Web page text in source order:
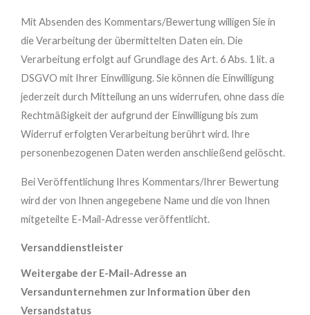
Mit Absenden des Kommentars/Bewertung willigen Sie in
die Verarbeitung der übermittelten Daten ein. Die
Verarbeitung erfolgt auf Grundlage des Art. 6 Abs. 1 lit. a
DSGVO mit Ihrer Einwilligung. Sie können die Einwilligung
jederzeit durch Mitteilung an uns widerrufen, ohne dass die
Rechtmäßigkeit der aufgrund der Einwilligung bis zum
Widerruf erfolgten Verarbeitung berührt wird. Ihre
personenbezogenen Daten werden anschließend gelöscht.
Bei Veröffentlichung Ihres Kommentars/Ihrer Bewertung
wird der von Ihnen angegebene Name und die von Ihnen
mitgeteilte E-Mail-Adresse veröffentlicht.
Versanddienstleister
Weitergabe der E-Mail-Adresse an
Versandunternehmen zur Information über den
Versandstatus